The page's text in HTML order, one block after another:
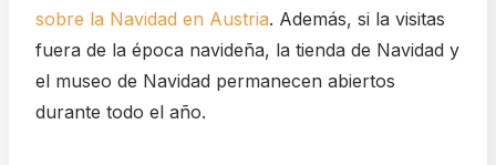
sobre la Navidad en Austria. Además, si la visitas
fuera de la época navideña, la tienda de Navidad y
el museo de Navidad permanecen abiertos
durante todo el año.